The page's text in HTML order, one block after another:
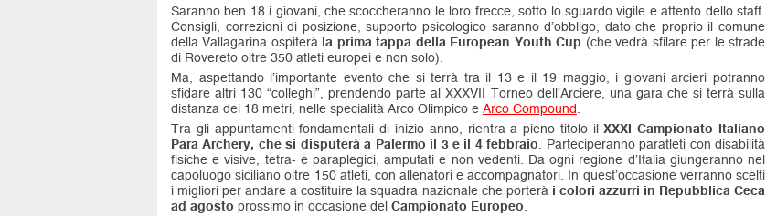
Saranno ben 18 i giovani, che scoccheranno le loro frecce, sotto lo sguardo vigile e attento dello staff.
Consigli, correzioni di posizione, supporto psicologico saranno d’obbligo, dato che proprio il comune
della Vallagarina ospiterà la prima tappa della European Youth Cup (che vedrà sfilare per le strade
di Rovereto oltre 350 atleti europei e non solo).
Ma, aspettando l’importante evento che si terrà tra il 13 e il 19 maggio, i giovani arcieri potranno
sfidare altri 130 “colleghi”, prendendo parte al XXXVII Torneo dell’Arciere, una gara che si terrà sulla
distanza dei 18 metri, nelle specialità Arco Olimpico e Arco Compound.
Tra gli appuntamenti fondamentali di inizio anno, rientra a pieno titolo ilXXXI Campionato Italiano
Para Archery, che si disputerà a Palermo il 3 e il 4 febbraio. Parteciperanno paratleti con disabilità
fisiche e visive, tetra- e paraplegici, amputati e non vedenti. Da ogni regione d’Italia giungeranno nel
capoluogo siciliano oltre 150 atleti, con allenatori e accompagnatori. In quest’occasione verranno scelti
i migliori per andare a costituire la squadra nazionale che porterà i colori azzurri in Repubblica Ceca
ad agosto prossimo in occasione del Campionato Europeo.